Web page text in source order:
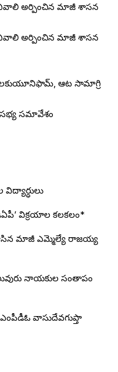
అర్పించిన మాజీ శాసన
అర్పించిన మాజీ శాసన
ఆట సామాగ్రి
సమావేశం
విక్రయాల కలకలం*
మాజీ ఎమ్మెల్యే రాజయ్య
నాయకుల సంతాపం
వాసుదేవగుప్తా